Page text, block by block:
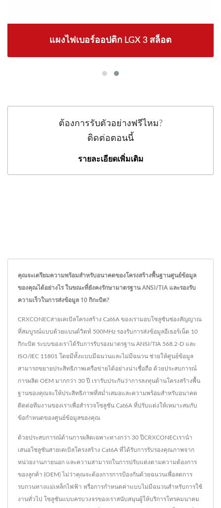
แผงไฟเบอร์ออปติก LGX 3 สล็อต
ต้องการรับตัวอย่างฟรีไหม?
ติดต่อตอนนี้
รายละเอียดเพิ่มเติม
คุณจะเตรียมความพร้อมสำหรับอนาคตของโครงสร้างพื้นฐานศูนย์ข้อมูล
ของคุณได้อย่างไร ในขณะที่ยังคงรักษามาตรฐาน ANSI/TIA และรองรับ
ความเร็วในการส่งข้อมูล 10 กิกะบิต?
CRXCONECสายเคเบิลโครงสร้าง Cat6A ของเรามอบโซลูชันช่องสัญญาณ
ที่สมบูรณ์แบบด้วยแบนด์วิดท์ 500MHz รองรับการส่งข้อมูลอีเธอร์เน็ต 10
กิกะบิต ระบบของเราได้รับการรับรองมาตรฐาน ANSI/TIA 568.2-D และ
ISO/IEC 11801 โดยมีทั้งแบบมีฉนวนและไม่มีฉนวน ช่วยให้ศูนย์ข้อมูล
สามารถขยายประสิทธิภาพเครือข่ายได้อย่างน่าเชื่อถือ ด้วยประสบการณ์
การผลิต OEM มากกว่า 30 ปี เรารับประกันว่าการลงทุนด้านโครงสร้างพื้น
ฐานของคุณจะให้ประสิทธิภาพที่สม่ำเสมอและความพร้อมสำหรับอนาคต
ติดต่อทีมงานของเราเพื่อสำรวจโซลูชัน Cat6A ที่ปรับแต่งให้เหมาะสมกับ
ข้อกำหนดของศูนย์ข้อมูลของคุณ
ด้วยประสบการณ์ด้านการผลิตเฉพาะทางกว่า 30 ปีCRXCONECเรานำ
เสนอโซลูชันสายเคเบิลโครงสร้าง Cat6A ที่ได้รับการรับรองคุณภาพจาก
หน่วยงานภายนอก และความสามารถในการปรับแต่งตามความต้องการ
ของลูกค้า (OEM) ไม่ว่าคุณจะต้องการการป้องกันด้วยฉนวนเพื่อลดการ
รบกวนทางแม่เหล็กไฟฟ้า หรือการกำหนดค่าแบบไม่มีฉนวนสำหรับการใช้
งานทั่วไป โซลูชันแบบครบวงจรของเราสนับสนุนผู้ให้บริการโทรคมนาคม